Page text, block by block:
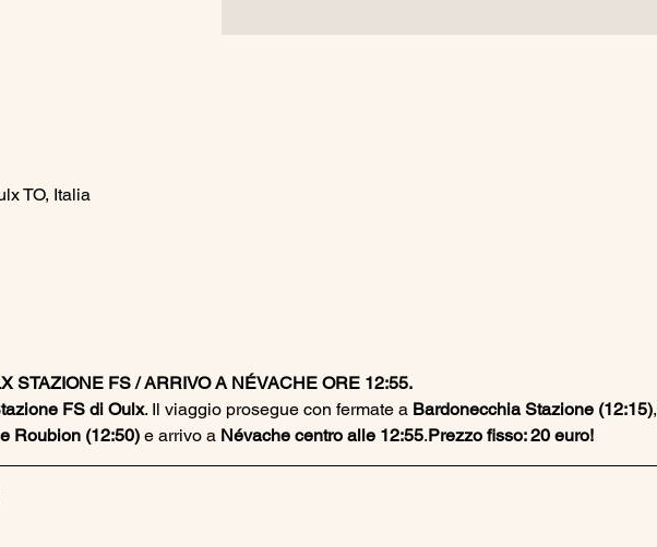
TO, Italia
STAZIONE FS / ARRIVO A NÉVACHE ORE 12:55.
FS di Oulx. Il viaggio prosegue con fermate a Bardonecchia Stazione (12:15),
Roubion (12:50) e arrivo a Névache centro alle 12:55.Prezzo fisso: 20 euro!